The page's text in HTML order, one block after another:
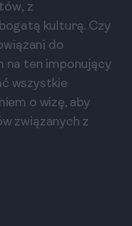
z
kulturą. Czy
do
na ten imponujący
wszystkie
o wizę, aby
związanych z